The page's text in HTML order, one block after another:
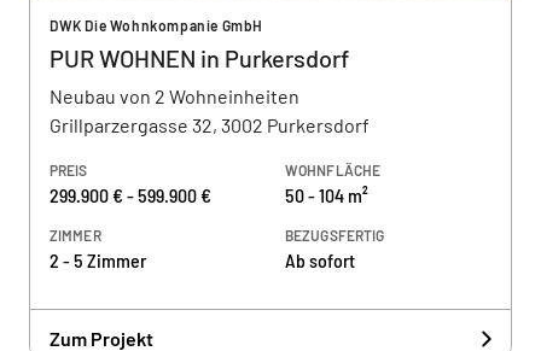
DWK Die Wohnkompanie GmbH
PUR WOHNEN in Purkersdorf
Neubau von 2 Wohneinheiten
Grillparzergasse 32, 3002 Purkersdorf
PREIS
299.900 € - 599.900 €
WOHNFLÄCHE
50 - 104 m²
ZIMMER
2 - 5 Zimmer
BEZUGSFERTIG
Ab sofort
Zum Projekt